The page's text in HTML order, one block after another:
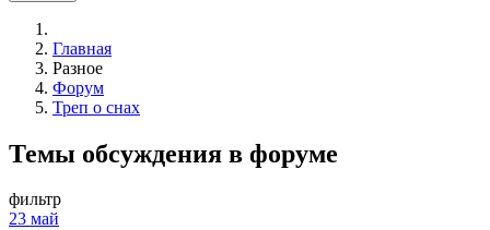
Главная
Разное
Форум
Треп о снах
Темы обсуждения в форуме
фильтр
23 май